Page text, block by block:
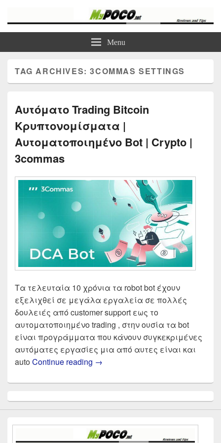
Τα καλύτερα Reviews , Συγκρίσεις , VPN , Webhosting
Menu
TAG ARCHIVES:3COMMAS SETTINGS
Αυτόματο Trading Bitcoin
Κρυπτονομίσματα |
Αυτοματοποιημένο Bot | Crypto |
3commas
Τα τελευταία 10 χρόνια τα robot bot έχουν
εξελιχθεί σε μεγάλα εργαλεία σε πολλές
δουλειές από customer support εως το
αυτοματοποιημένο trading , στην ουσία τα bot
είναι προγράμματα που κάνουν συγκεκριμένες
αυτόματες εργασίες μια από αυτες είναι και
autoContinue reading Αυτόματο Trading Bitcoin
→
Sidebar
Widget